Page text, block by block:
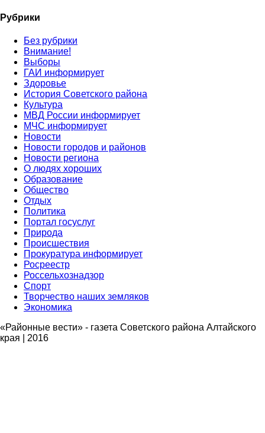
Рубрики
Без рубрики
Внимание!
Выборы
ГАИ информирует
Здоровье
История Советского района
Культура
МВД России информирует
МЧС информирует
Новости
Новости городов и районов
Новости региона
О людях хороших
Образование
Общество
Отдых
Политика
Портал госуслуг
Природа
Происшествия
Прокуратура информирует
Росреестр
Россельхознадзор
Спорт
Творчество наших земляков
Экономика
«Районные вести» - газета Советского района Алтайского
края | 2016